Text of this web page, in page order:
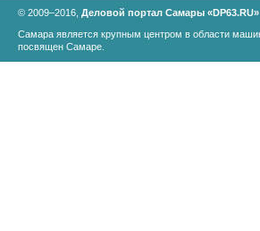
© 2009–2016, Деловой портал Самары «DP63.RU»
Самара является крупным центром в области
посвящен Самаре.